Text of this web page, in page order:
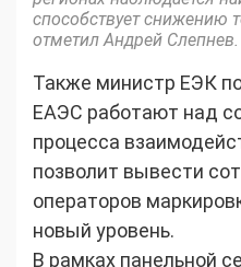
способствует снижению
отметил Андрей Слепнев.
Также министр ЕЭК
ЕАЭС работают над
процесса
позволит вывести
операторов
новый уровень.
В рамках панельной